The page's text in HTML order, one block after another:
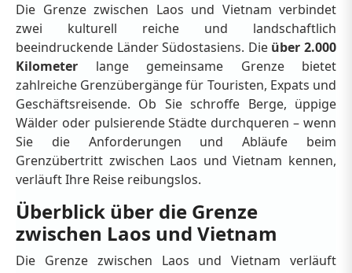
Die Grenze zwischen Laos und Vietnam verbindet
zwei kulturell reiche und landschaftlich
beeindruckende Länder Südostasiens. Die über 2.000
Kilometer lange gemeinsame Grenze bietet
zahlreiche Grenzübergänge für Touristen, Expats und
Geschäftsreisende. Ob Sie schroffe Berge, üppige
Wälder oder pulsierende Städte durchqueren – wenn
Sie die Anforderungen und Abläufe beim
Grenzübertritt zwischen Laos und Vietnam kennen,
verläuft Ihre Reise reibungslos.
Überblick über die Grenze
zwischen Laos und Vietnam
Die Grenze zwischen Laos und Vietnam verläuft